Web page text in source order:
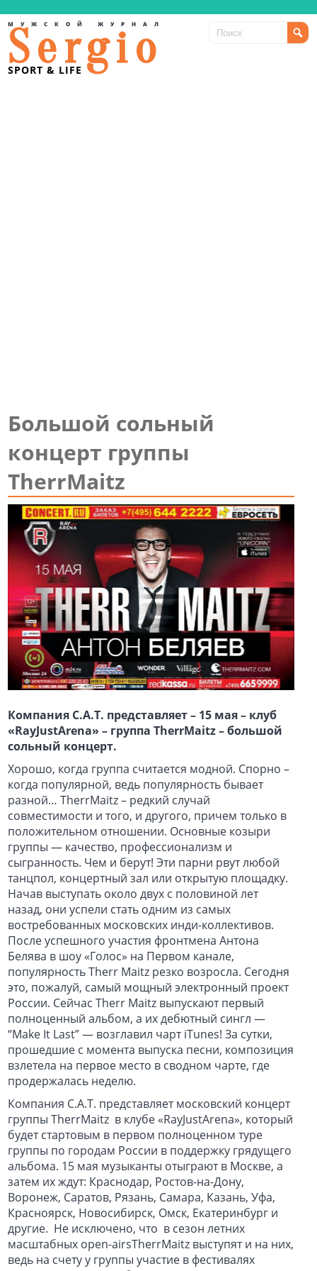
Sergio
SPORT & LIFE
МУЖСКОЙ ЖУРНАЛ
Большой сольный
концерт группы
TherrMaitz
Компания С.А.Т. представляет – 15 мая – клуб
«RayJustArena» – группа TherrMaitz – большой
сольный концерт.
Хорошо, когда группа считается модной. Спорно –
когда популярной, ведь популярность бывает
разной… TherrMaitz – редкий случай
совместимости и того, и другого, причем только в
положительном отношении. Основные козыри
группы — качество, профессионализм и
сыгранность. Чем и берут! Эти парни рвут любой
танцпол, концертный зал или открытую площадку.
Начав выступать около двух с половиной лет
назад, они успели стать одним из самых
востребованных московских инди-коллективов.
После успешного участия фронтмена Антона
Белява в шоу «Голос» на Первом канале,
популярность Therr Maitz резко возросла. Сегодня
это, пожалуй, самый мощный электронный проект
России. Сейчас Therr Maitz выпускают первый
полноценный альбом, а их дебютный сингл —
“Make It Last” — возглавил чарт iTunes! За сутки,
прошедшие с момента выпуска песни, композиция
взлетела на первое место в сводном чарте, где
продержалась неделю.
Компания С.А.Т. представляет московский концерт
группы TherrMaitz в клубе «RayJustArena», который
будет стартовым в первом полноценном туре
группы по городам России в поддержку грядущего
альбома. 15 мая музыканты отыграют в Москве, а
затем их ждут: Краснодар, Ростов-на-Дону,
Воронеж, Саратов, Рязань, Самара, Казань, Уфа,
Красноярск, Новосибирск, Омск, Екатеринбург и
другие. Не исключено, что в сезон летних
масштабных open-airsTherrMaitz выступят и на них,
ведь на счету у группы участие в фестивалях